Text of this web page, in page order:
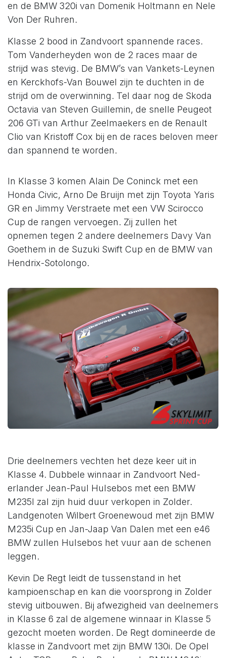
en de BMW 320i van Domenik Holtmann en Nele
Von Der Ruhren.
Klasse 2 bood in Zandvoort spannende races.
Tom Vanderheyden won de 2 races maar de
strijd was stevig. De BMW’s van Vankets-Leynen
en Kerckhofs-Van Bouwel zijn te duchten in de
strijd om de overwinning. Tel daar nog de Skoda
Octavia van Steven Guillemin, de snelle Peugeot
206 GTi van Arthur Zeelmaekers en de Renault
Clio van Kristoff Cox bij en de races beloven meer
dan spannend te worden.
In Klasse 3 komen Alain De Coninck met een
Honda Civic, Arno De Bruijn met zijn Toyota Yaris
GR en Jimmy Verstraete met een VW Scirocco
Cup de rangen vervoegen. Zij zullen het
opnemen tegen 2 andere deelnemers Davy Van
Goethem in de Suzuki Swift Cup en de BMW van
Hendrix-Sotolongo.
Drie deelnemers vechten het deze keer uit in
Klasse 4. Dubbele winnaar in Zandvoort Ned-
erlander Jean-Paul Hulsebos met een BMW
M235I zal zijn huid duur verkopen in Zolder.
Landgenoten Wilbert Groenewoud met zijn BMW
M235i Cup en Jan-Jaap Van Dalen met een e46
BMW zullen Hulsebos het vuur aan de schenen
leggen.
Kevin De Regt leidt de tussenstand in het
kampioenschap en kan die voorsprong in Zolder
stevig uitbouwen. Bij afwezigheid van deelnemers
in Klasse 6 zal de algemene winnaar in Klasse 5
gezocht moeten worden. De Regt domineerde de
klasse in Zandvoort met zijn BMW 130i. De Opel